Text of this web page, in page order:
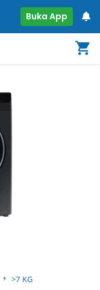
Buka App
>7 KG